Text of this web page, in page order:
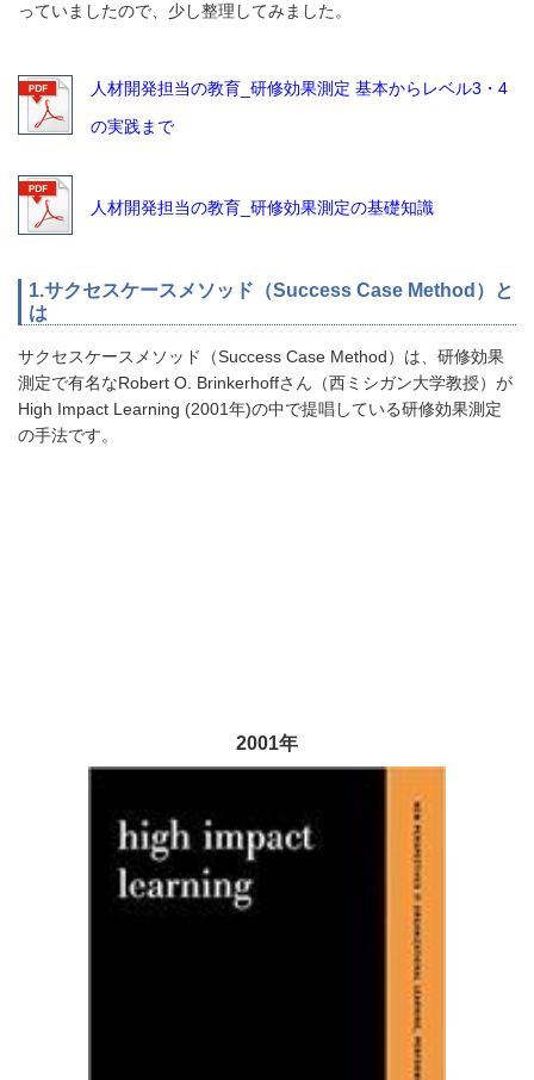
っていましたので、少し整理してみました。
人材開発担当の教育_研修効果測定 基本からレベル3・4
の実践まで
人材開発担当の教育_研修効果測定の基礎知識
1.サクセスケースメソッド（Success Case Method）と
は
サクセスケースメソッド（Success Case Method）は、研修効果
測定で有名なRobert O. Brinkerhoffさん（西ミシガン大学教授）が
High Impact Learning (2001年)の中で提唱している研修効果測定
の手法です。
2001年